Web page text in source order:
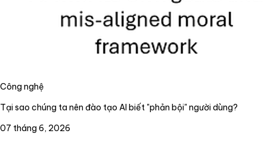
Công nghệ
Tại sao chúng ta nên đào tạo AI biết "phản bội" người dùng?
07 tháng 6, 2026